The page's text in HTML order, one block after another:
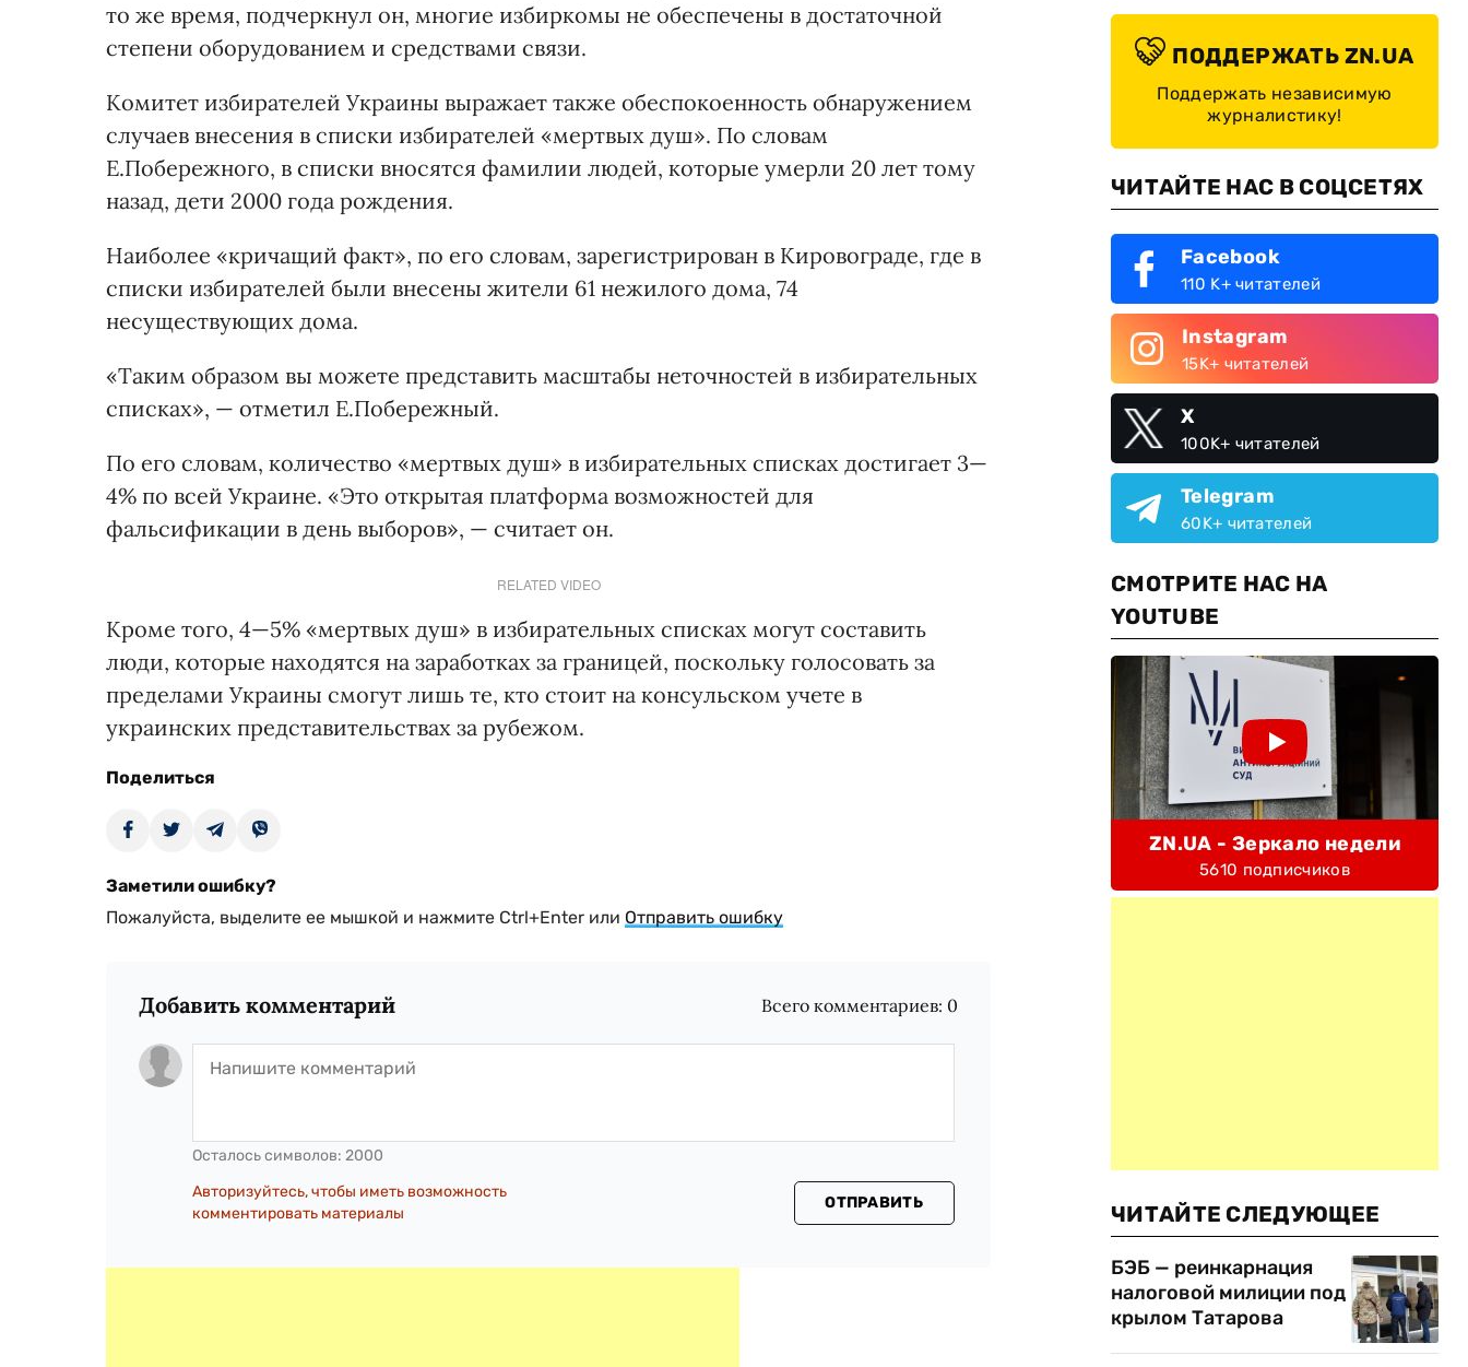
то же время, подчеркнул он, многие избиркомы не обеспечены в достаточной
степени оборудованием и средствами связи.
Комитет избирателей Украины выражает также обеспокоенность обнаружением
случаев внесения в списки избирателей «мертвых душ». По словам
Е.Побережного, в списки вносятся фамилии людей, которые умерли 20 лет тому
назад, дети 2000 года рождения.
Наиболее «кричащий факт», по его словам, зарегистрирован в Кировограде, где в
списки избирателей были внесены жители 61 нежилого дома, 74
несуществующих дома.
«Таким образом вы можете представить масштабы неточностей в избирательных
списках», — отметил Е.Побережный.
По его словам, количество «мертвых душ» в избирательных списках достигает 3—
4% по всей Украине. «Это открытая платформа возможностей для
фальсификации в день выборов», — считает он.
RELATED VIDEO
Кроме того, 4—5% «мертвых душ» в избирательных списках могут составить
люди, которые находятся на заработках за границей, поскольку голосовать за
пределами Украины смогут лишь те, кто стоит на консульском учете в
украинских представительствах за рубежом.
Поделиться
Заметили ошибку?
Пожалуйста, выделите ее мышкой и нажмите Ctrl+Enter или Отправить ошибку
Добавить комментарий Всего комментариев: 0
Осталось символов: 2000
Авторизуйтесь, чтобы иметь возможность
комментировать материалы
ОТПРАВИТЬ
ПОДДЕРЖАТЬ ZN.UA
Поддержать независимую
журналистику!
ЧИТАЙТЕ НАС В СОЦСЕТЯХ
Facebook
110 K+ читателей
Instagram
15K+ читателей
X
100K+ читателей
Telegram
60K+ читателей
СМОТРИТЕ НАС НА
YOUTUBE
ZN.UA - Зеркало недели
5610 подписчиков
ЧИТАЙТЕ СЛЕДУЮЩЕЕ
БЭБ — реинкарнация
налоговой милиции под
крылом Татарова